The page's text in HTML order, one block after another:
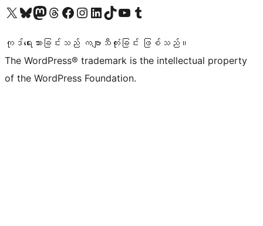
ကျွန်ုပ်တို့၏ X (ယခင် Twitter) အကောင့်သို့ သွားရောက်ကြည့်ရှုပါကျွန်ုပ်တို့၏ Bluesky အကောင့်သို့ ဝင်ရောက်ကြည့်ရှုရန်
ကျွန်ုပ်တို့၏ Mastodon အကောင့်သို့ သွားရောက်ကြည့်ရှုပါကျွန်ုပ်တို့၏ Threads အကောင့်သို့ ဝင်ရောက်ကြည့်ရှုရန်
ကျွန်ုပ်တို့၏ Facebook စာမျက်နှာသို့ သွားရောက်ကြည့်ရှုပါကျွန်ုပ်တို့၏ Instagram အကောင့်သို့ သွားရောက်ကြည့်ရှုပါ ကျွန်ုပ်တို့၏ LinkedIn အကောင့်သို့ သွားရောက်ကြည့်ရှုပါကျွန်ုပ်တို့၏ TikTok အကောင့်သို့ ဝင်ရောက်ကြည့်ရှုရန်
ကျွန်ုပ်တို့၏ YouTube ချန်နယ်သို့ သွားရောက်ကြည့်ရှုပါ ကျွန်ုပ်တို့၏ Tumblr အကောင့်သို့ ဝင်ရောက်ကြည့်ရှုရန်
ကုဒ်ရေးသားခြင်းသည် ကဗျာသီကုံးခြင်း ဖြစ်သည်။
The WordPress® trademark is the intellectual property
of the WordPress Foundation.